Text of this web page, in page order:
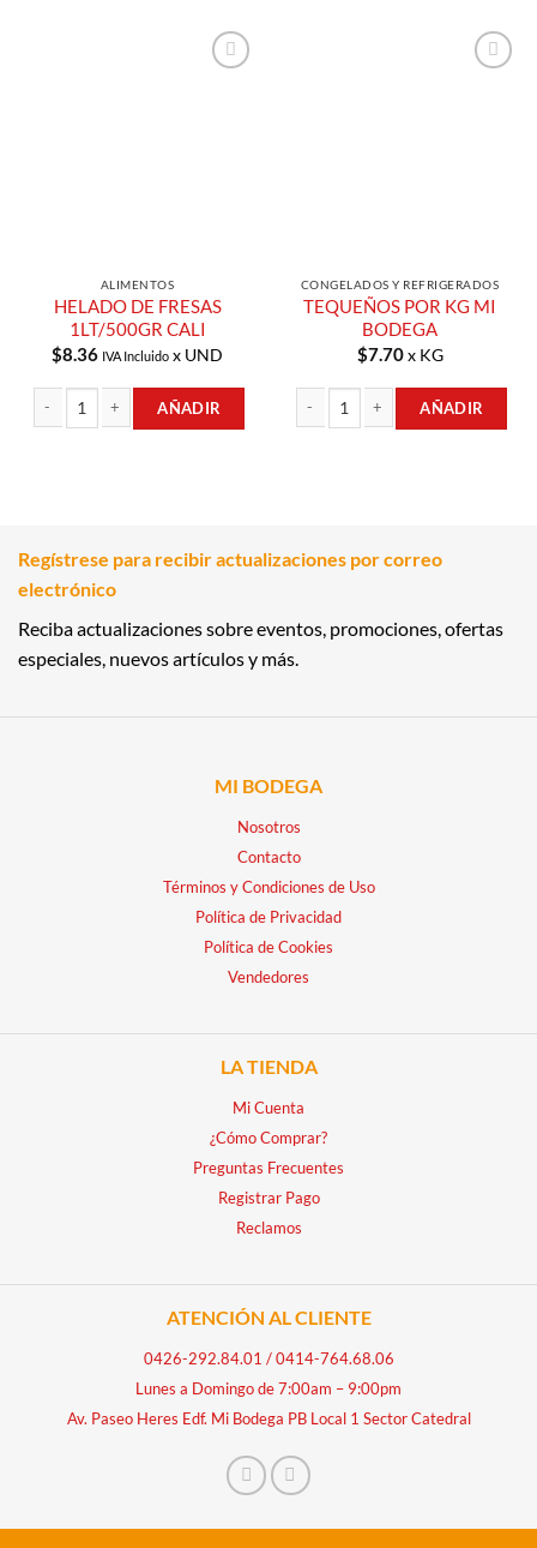
ALIMENTOS
HELADO DE FRESAS
1LT/500GR CALI
$8.36 IVA Incluido x UND
AÑADIR
CONGELADOS Y REFRIGERADOS
TEQUEÑOS POR KG MI
BODEGA
$7.70x KG
AÑADIR
Regístrese para recibir actualizaciones por correo
electrónico
Reciba actualizaciones sobre eventos, promociones, ofertas
especiales, nuevos artículos y más.
MI BODEGA
Nosotros
Contacto
Términos y Condiciones de Uso
Política de Privacidad
Política de Cookies
Vendedores
LA TIENDA
Mi Cuenta
¿Cómo Comprar?
Preguntas Frecuentes
Registrar Pago
Reclamos
ATENCIÓN AL CLIENTE
0426-292.84.01 /0414-764.68.06
Lunes a Domingo de 7:00am – 9:00pm
Av. Paseo Heres Edf. Mi Bodega PB Local 1 Sector Catedral